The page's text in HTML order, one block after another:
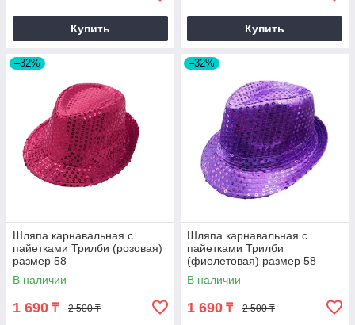
Купить Купить
–32%
Шляпа карнавальная с
пайетками Трилби (розовая)
размер 58
В наличии
1 690 ₸ 2 500 ₸
–32%
Шляпа карнавальная с
пайетками Трилби
(фиолетовая) размер 58
В наличии
1 690 ₸ 2 500 ₸